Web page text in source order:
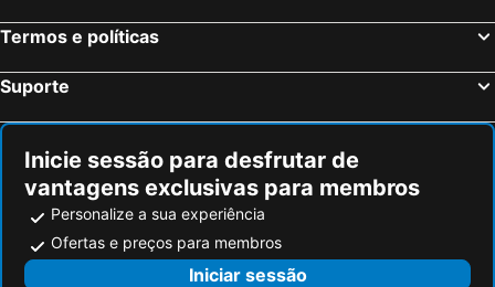
Termos e políticas
Suporte
Inicie sessão para desfrutar de
vantagens exclusivas para membros
Personalize a sua experiência
Ofertas e preços para membros
Iniciar sessão